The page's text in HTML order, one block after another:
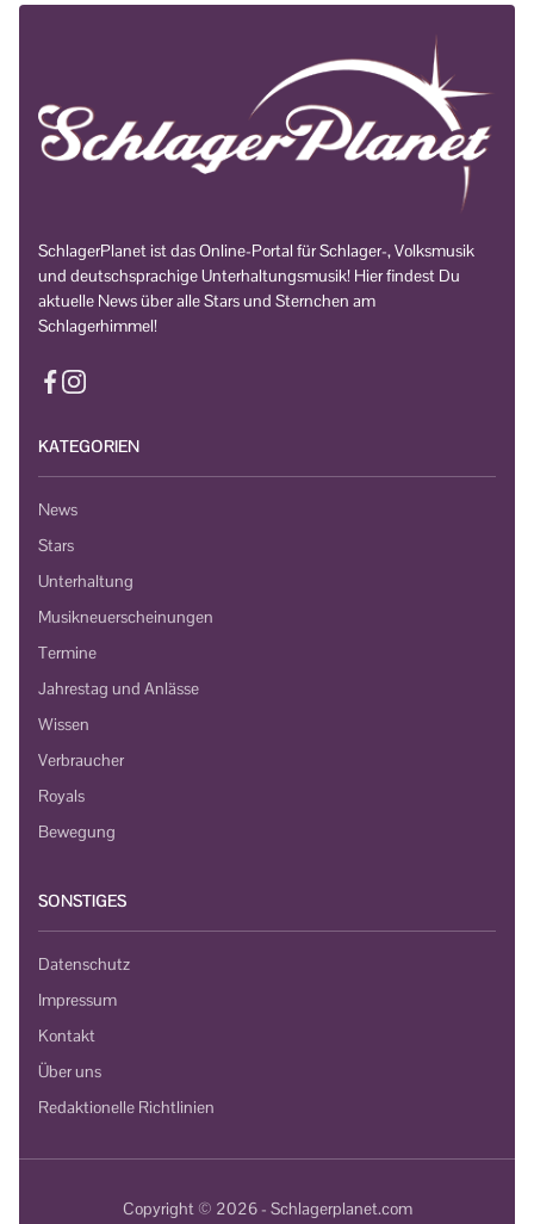
SchlagerPlanet ist das Online-Portal für Schlager-, Volksmusik
und deutschsprachige Unterhaltungsmusik! Hier findest Du
aktuelle News über alle Stars und Sternchen am
Schlagerhimmel!
KATEGORIEN
News
Stars
Unterhaltung
Musikneuerscheinungen
Termine
Jahrestag und Anlässe
Wissen
Verbraucher
Royals
Bewegung
SONSTIGES
Datenschutz
Impressum
Kontakt
Über uns
Redaktionelle Richtlinien
Copyright © 2026 - Schlagerplanet.com